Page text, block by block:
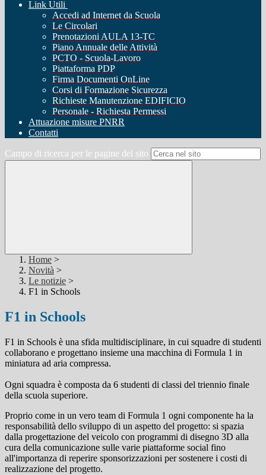
Link Utili
Accedi ad Internet da Scuola
Le Circolari
Prenotazioni AULA 13-TC
Piano Annuale delle Attività
PCTO - Scuola-Lavoro
Piattaforma PDP
Firma Documenti OnLine
Corsi di Formazione Sicurezza
Richieste Manutenzione EDIFICIO
Personale - Richiesta Permessi
Attuazione misure PNRR
Contatti
Campo di ricerca per le pagine del sito
Home >
Novità >
Le notizie >
F1 in Schools
F1 in Schools
F1 in Schools è una sfida multidisciplinare, in cui squadre di studenti
collaborano e progettano insieme una macchina di Formula 1 in
miniatura ad aria compressa.
Ogni squadra è composta da 6 studenti di classi del triennio finale
della scuola superiore.
Proprio come in un vero team di Formula 1 ogni componente ha la
responsabilità dello sviluppo di un aspetto del progetto: si spazia
dalla progettazione del veicolo con programmi di disegno 3D alla
cura della comunicazione sulle varie piattaforme social fino
all'importanza di reperire sponsorizzazioni per sostenere i costi di
realizzazione del progetto.